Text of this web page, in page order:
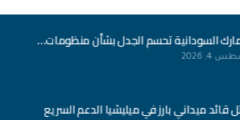
السودانية تحسم الجدل بشأن منظومات…
ميداني بارز في ميليشيا الدعم السريع